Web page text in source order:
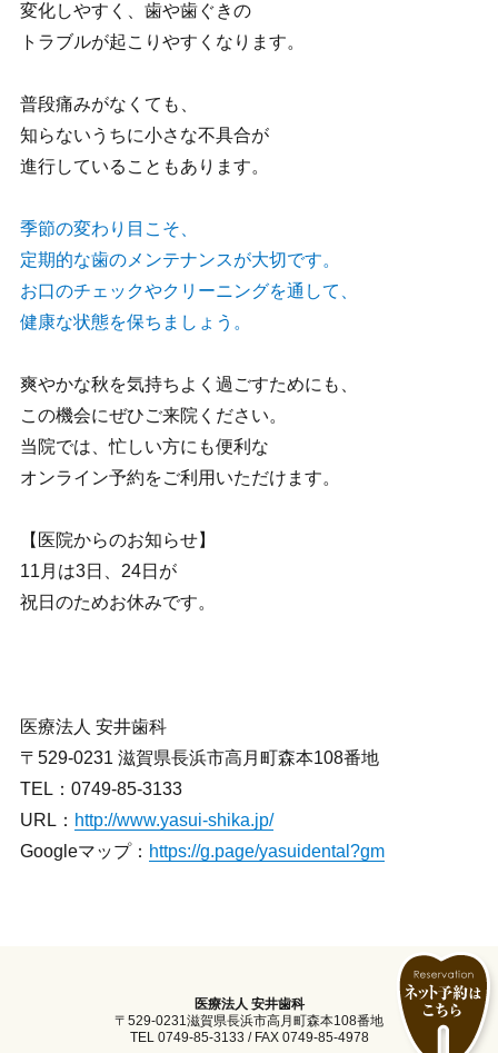
変化しやすく、歯や歯ぐきの
トラブルが起こりやすくなります。
普段痛みがなくても、
知らないうちに小さな不具合が
進行していることもあります。
季節の変わり目こそ、
定期的な歯のメンテナンスが大切です。
お口のチェックやクリーニングを通して、
健康な状態を保ちましょう。
爽やかな秋を気持ちよく過ごすためにも、
この機会にぜひご来院ください。
当院では、忙しい方にも便利な
オンライン予約をご利用いただけます。
【医院からのお知らせ】
11月は3日、24日が
祝日のためお休みです。
医療法人 安井歯科
〒529-0231 滋賀県長浜市高月町森本108番地
TEL：0749-85-3133
URL： http://www.yasui-shika.jp/
Googleマップ： https://g.page/yasuidental?gm
医療法人 安井歯科
〒529-0231滋賀県長浜市高月町森本108番地
TEL 0749-85-3133 / FAX 0749-85-4978